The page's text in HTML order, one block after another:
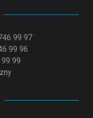
99 97
99 96
99